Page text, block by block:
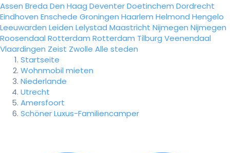
Assen Breda Den Haag DeventerDoetinchem Dordrecht
Eindhoven Enschede Groningen Haarlem Helmond Hengelo
Leeuwarden Leiden Lelystad Maastricht Nijmegen Nijmegen
Roosendaal Rotterdam Rotterdam Tilburg Veenendaal
Vlaardingen Zeist Zwolle Alle steden
Startseite
Wohnmobil mieten
Niederlande
Utrecht
Amersfoort
Schöner Luxus-Familiencamper